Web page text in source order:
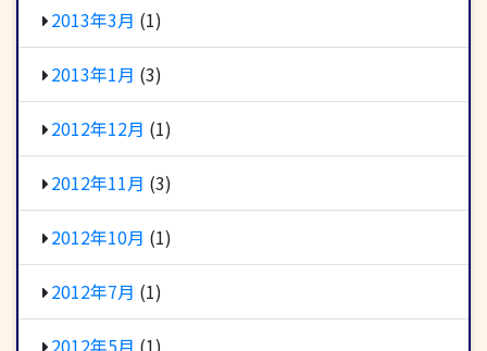
2013年3月 (1)
2013年1月 (3)
2012年12月 (1)
2012年11月 (3)
2012年10月 (1)
2012年7月 (1)